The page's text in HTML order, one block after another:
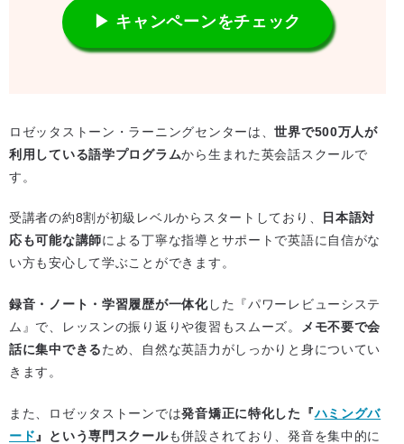
▶ キャンペーンをチェック
ロゼッタストーン・ラーニングセンターは、世界で500万人が
利用している語学プログラムから生まれた英会話スクールで
す。
受講者の約8割が初級レベルからスタートしており、
日本語対
応も可能な講師による丁寧な指導とサポートで英語に自信がな
い方も安心して学ぶことができます。
録音・ノート・学習履歴が一体化した『パワーレビューシステ
ム』で、レッスンの振り返りや復習もスムーズ。
メモ不要で会
話に集中できるため、自然な英語力がしっかりと身についてい
きます。
また、ロゼッタストーンでは発音矯正に特化した『ハミングバ
ード 』という専門スクールも併設されており、発音を集中的に